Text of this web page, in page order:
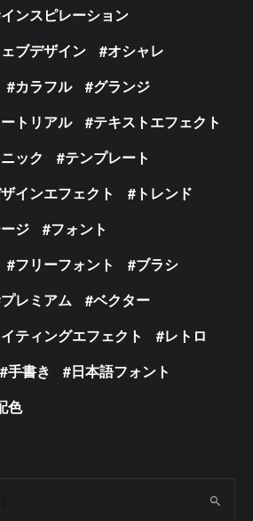
インスピレーション
ブデザイン
オシャレ
カラフル
グランジ
トリアル
テキストエフェクト
ック
テンプレート
インエフェクト
トレンド
ジ
フォント
フリーフォント
ブラシ
プレミアム
ベクター
ティングエフェクト
レトロ
手書き
日本語フォント
色